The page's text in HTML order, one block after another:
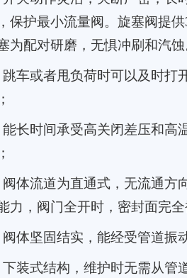
保护最小流量阀。旋塞阀提供
为配对研磨，无惧冲刷和汽蚀
跳车或者甩负荷时可以及时打
能长时间承受高关闭差压和高
阀体流道为直通式，无流通方
力，阀门全开时，密封面完
阀体坚固结实，能经受管道振
下装式结构，维护时无需从管